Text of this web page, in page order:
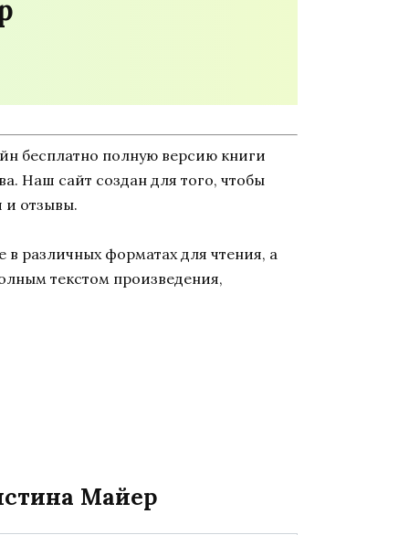
бесплатно полную версию книги
Наш сайт создан для того, чтобы
и отзывы.
различных форматах для чтения, а
текстом произведения,
Майер